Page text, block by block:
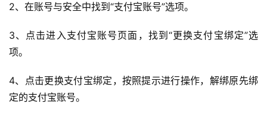
2、在账号与安全中找到“支付宝账号”选项。
3、点击进入支付宝账号页面，找到“更换支付宝绑定”选
项。
4、点击更换支付宝绑定，按照提示进行操作，解绑原先绑
定的支付宝账号。